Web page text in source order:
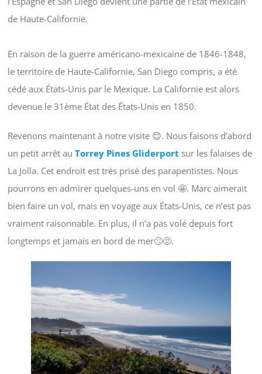
de Haute-Californie.
En raison de la guerre américano-mexicaine de 1846-1848,
le territoire de Haute-Californie, San Diego compris, a été
cédé aux États-Unis par le Mexique. La Californie est alors
devenue le 31ème État des États-Unis en 1850.
Revenons maintenant à notre visite 😊. Nous faisons d’abord
un petit arrêt au Torrey Pines Gliderport sur les falaises de
La Jolla. Cet endroit est très prisé des parapentistes. Nous
pourrons en admirer quelques-uns en vol 🤩. Marc aimerait
bien faire un vol, mais en voyage aux États-Unis, ce n’est pas
vraiment raisonnable. En plus, il n’a pas volé depuis fort
longtemps et jamais en bord de mer🙄😒.